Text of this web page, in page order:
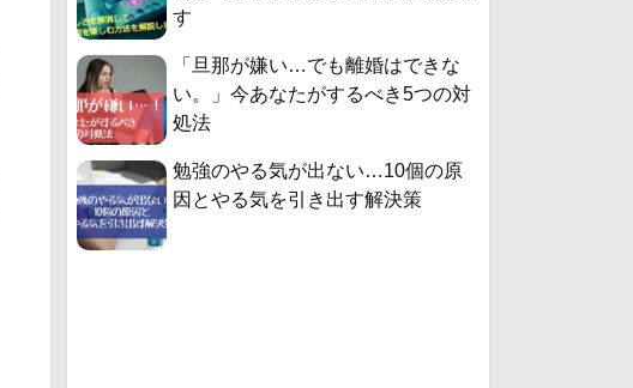
す
「旦那が嫌い…でも離婚はできな
い。」今あなたがするべき5つの対
処法
勉強のやる気が出ない…10個の原
因とやる気を引き出す解決策